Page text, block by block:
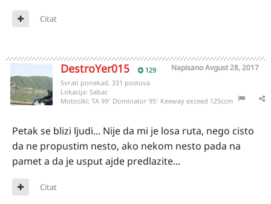
Citat
DestroYer015 129 NapisanoAvgust 28, 2017
Svrati ponekad, 331 postova
Lokacija: Sabac
Motocikl: TA 99' Dominator 95' Keeway exceed 125ccm
Petak se blizi ljudi... Nije da mi je losa ruta, nego cisto
da ne propustim nesto, ako nekom nesto pada na
pamet a da je usput ajde predlazite...
Citat